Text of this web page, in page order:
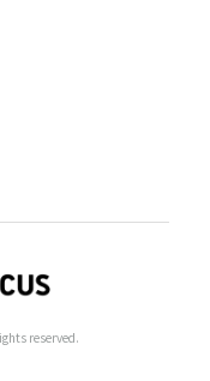
reserved.